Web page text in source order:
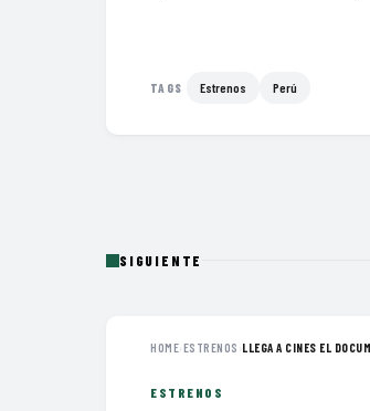
TAGS Estrenos Perú
SIGUIENTE
HOME›ESTRENOS ›LLEGA A CINES EL
ESTRENOS